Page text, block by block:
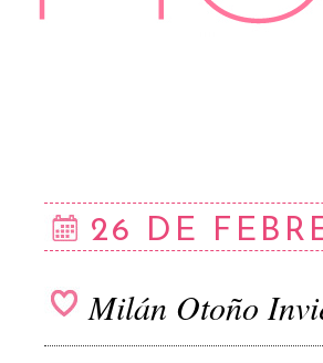
26 DE
Milán Otoño